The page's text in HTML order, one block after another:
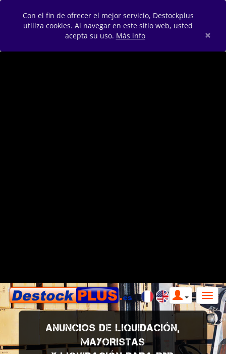
Con el fin de ofrecer el mejor servicio, Destockplus
utiliza cookies. Al navegar en este sitio web, usted
acepta su uso. Más info ×
ANUNCIOS DE LIQUIDACIÓN,
MAYORISTAS